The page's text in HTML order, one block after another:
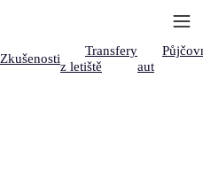
Zkušenosti
Transfery
z letiště
aut